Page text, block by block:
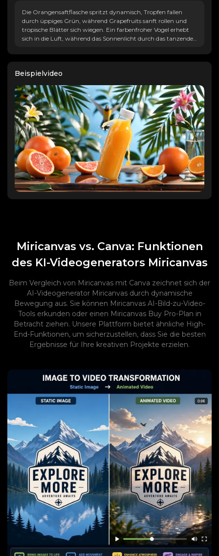
Die Orangensaftflasche spritzt dynamisch, Tropfen fallen
durch üppiges Grün, während Grapefruits sanft rollen und
tropische Blätter sich wiegen. Ein farbenfroher Vogel erhebt
sich in die Luft, während das Sonnenlicht durch das tanzende
lebendige Fruchttexturen und florale Details vor dem
Beispielvideo
Miricanvas vs. Canva: Funktionen
des KI-Videogenerators Miricanvas
Beim Vergleich von Miricanvas mit Canva zeichnet sich der
AI-Videogenerator Miricanvas durch dynamische
Bewegung aus. Sie können Miricanvas AI-Bild-zu-Video-
Tools erkunden oder einen Miricanvas Buy Pro-Plan in
Betracht ziehen. Unsere Plattform bietet ähnliche High-
End-Funktionen, um sicherzustellen, dass Sie die besten
Ergebnisse für Ihre kreativen Projekte erzielen.